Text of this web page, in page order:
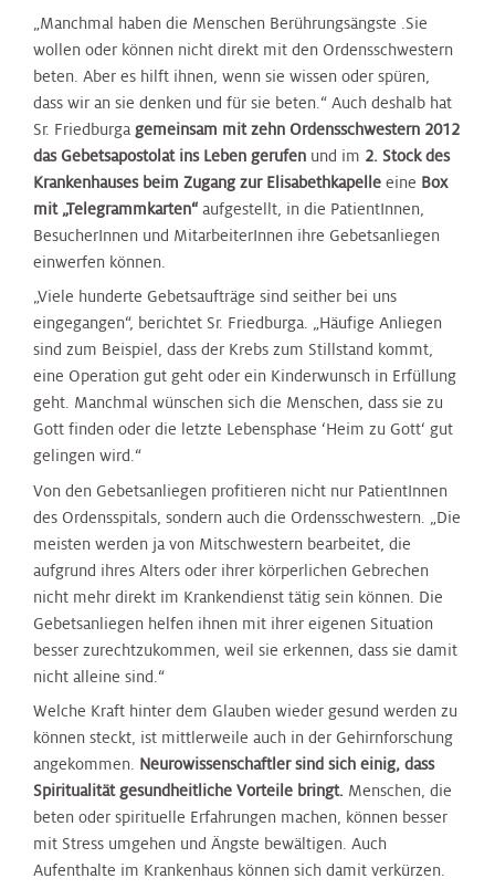
„Manchmal haben die Menschen Berührungsängste .Sie
wollen oder können nicht direkt mit den Ordensschwestern
beten. Aber es hilft ihnen, wenn sie wissen oder spüren,
dass wir an sie denken und für sie beten.“ Auch deshalb hat
Sr. Friedburga gemeinsam mit zehn Ordensschwestern 2012
das Gebetsapostolat ins Leben gerufen und im 2. Stock des
Krankenhauses beim Zugang zur Elisabethkapelle eine Box
mit „Telegrammkarten“ aufgestellt, in die PatientInnen,
BesucherInnen und MitarbeiterInnen ihre Gebetsanliegen
einwerfen können.
„Viele hunderte Gebetsaufträge sind seither bei uns
eingegangen“, berichtet Sr. Friedburga. „Häufige Anliegen
sind zum Beispiel, dass der Krebs zum Stillstand kommt,
eine Operation gut geht oder ein Kinderwunsch in Erfüllung
geht. Manchmal wünschen sich die Menschen, dass sie zu
Gott finden oder die letzte Lebensphase ‘Heim zu Gott‘ gut
gelingen wird.“
Von den Gebetsanliegen profitieren nicht nur PatientInnen
des Ordensspitals, sondern auch die Ordensschwestern. „Die
meisten werden ja von Mitschwestern bearbeitet, die
aufgrund ihres Alters oder ihrer körperlichen Gebrechen
nicht mehr direkt im Krankendienst tätig sein können. Die
Gebetsanliegen helfen ihnen mit ihrer eigenen Situation
besser zurechtzukommen, weil sie erkennen, dass sie damit
nicht alleine sind.“
Welche Kraft hinter dem Glauben wieder gesund werden zu
können steckt, ist mittlerweile auch in der Gehirnforschung
angekommen. Neurowissenschaftler sind sich einig, dass
Spiritualität gesundheitliche Vorteile bringt. Menschen, die
beten oder spirituelle Erfahrungen machen, können besser
mit Stress umgehen und Ängste bewältigen. Auch
Aufenthalte im Krankenhaus können sich damit verkürzen.